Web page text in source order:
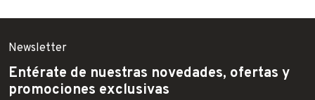
Newsletter
Entérate de nuestras novedades, ofertas y
promociones exclusivas